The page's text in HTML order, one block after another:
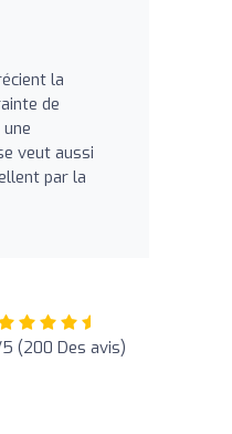
la
de
veut aussi
par la
(200 Des avis)